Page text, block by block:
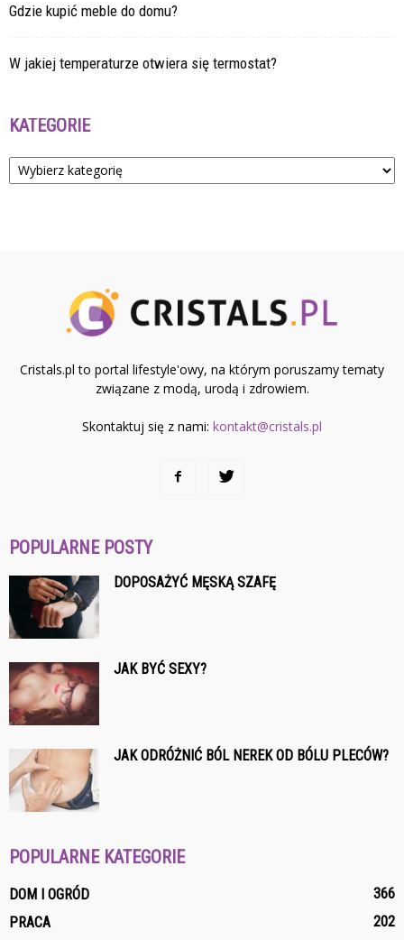
Gdzie kupić meble do domu?
W jakiej temperaturze otwiera się termostat?
KATEGORIE
Kategorie
Cristals.pl to portal lifestyle'owy, na którym poruszamy tematy
związane z modą, urodą i zdrowiem.
Skontaktuj się z nami: kontakt@cristals.pl
POPULARNE POSTY
DOPOSAŻYĆ MĘSKĄ SZAFĘ
JAK BYĆ SEXY?
JAK ODRÓŻNIĆ BÓL NEREK OD BÓLU PLECÓW?
POPULARNE KATEGORIE
DOM I OGRÓD
366
PRACA
202